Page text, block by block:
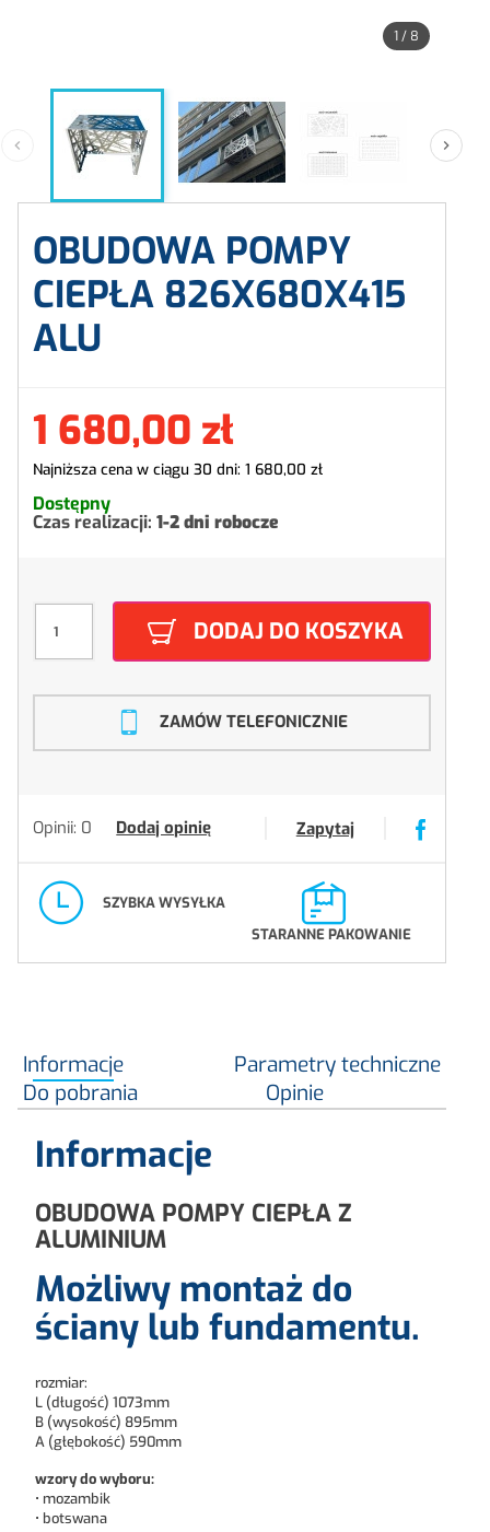
1/ 8
 
OBUDOWA POMPY
CIEPŁA 826X680X415
ALU
1 680,00 zł
Najniższa cena w ciągu 30 dni: 1 680,00 zł
Dostępny
Czas realizacji: 1-2 dni robocze
DODAJ DO KOSZYKA
ZAMÓW TELEFONICZNIE
Opinii: 0 Dodaj opinię Zapytaj
SZYBKA WYSYŁKA
STARANNE PAKOWANIE
Informacje
Parametry techniczne
Do pobrania
Opinie
Informacje
OBUDOWA POMPY CIEPŁA Z
ALUMINIUM
Możliwy montaż do
ściany lub fundamentu.
rozmiar:
L (długość) 1073mm
B (wysokość) 895mm
A (głębokość) 590mm
wzory do wyboru:
• mozambik
• botswana